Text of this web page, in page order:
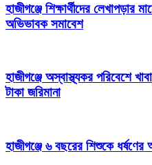
হাজীগঞ্জে শিক্ষার্থীদের লেখাপড়ার
অভিভাবক সমাবেশ
হাজীগঞ্জে অস্বাস্থ্যকর পরিবেশে
টাকা জরিমানা
হাজীগঞ্জে ৬ বছরের শিশুকে